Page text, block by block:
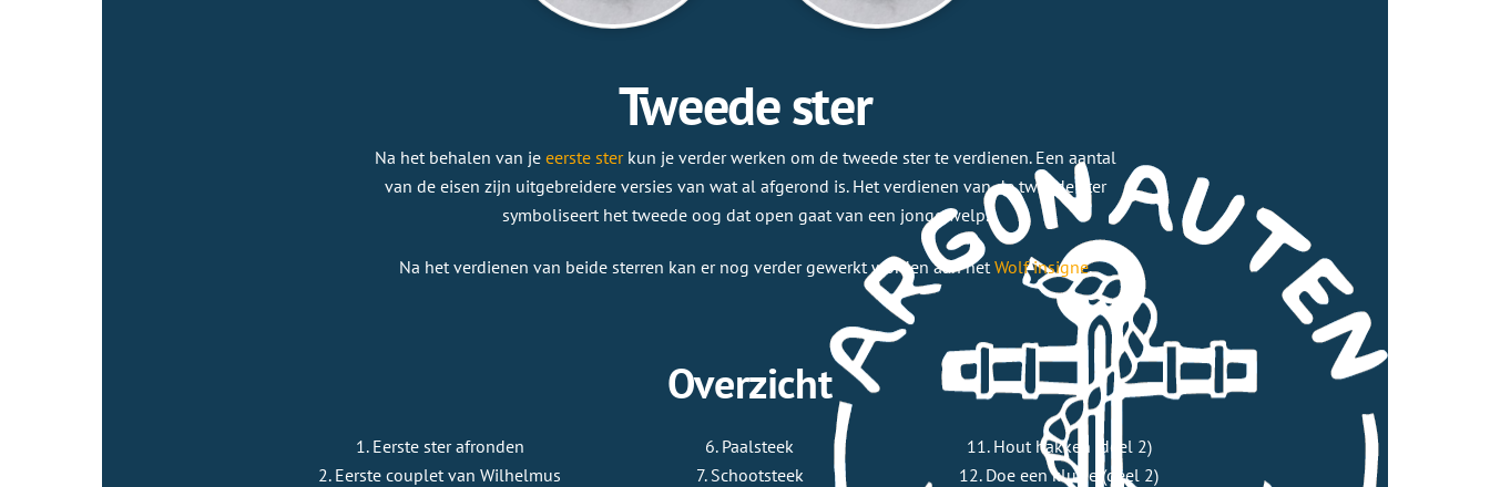
Tweede ster
Na het behalen van je eerste sterkun je verder werken om de tweede ster te verdienen. Een aantal
van de eisen zijn uitgebreidere versies van wat al afgerond is. Het verdienen van de tweede ster
symboliseert het tweede oog dat open gaat van een jonge welp.
Na het verdienen van beide sterren kan er nog verder gewerkt worden aan hetWolf insigne.
1. Eerste ster afronden
2. Eerste couplet van Wilhelmus
Overzicht
6. Paalsteek
7. Schootsteek
11. Hout hakken (deel 2)
12. Doe een klusje (deel 2)